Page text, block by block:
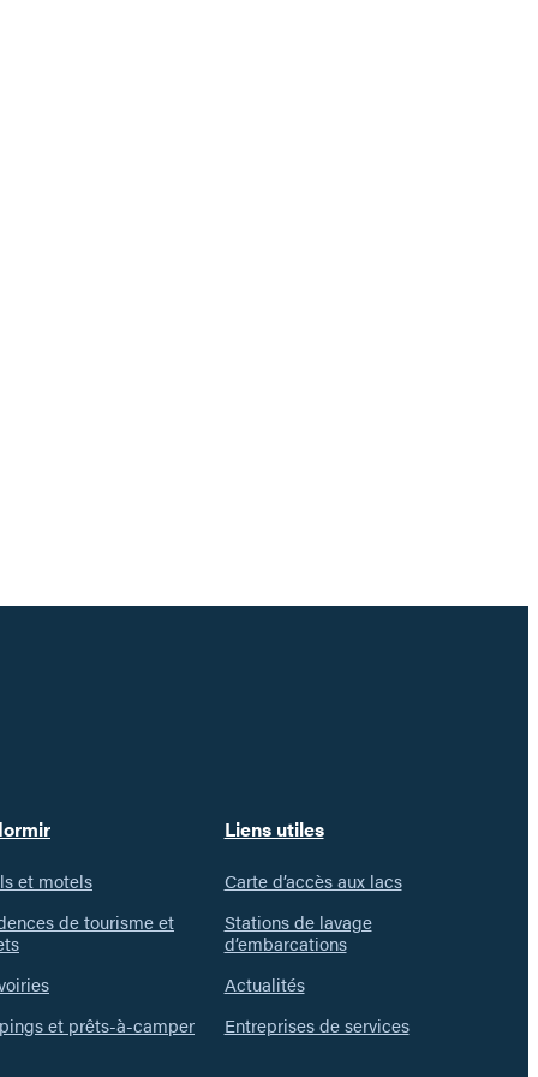
et motels
de tourisme et
et prêts-à-camper
Liens utiles
Carte d’accès aux lacs
Stations de lavage
d’embarcations
Actualités
Entreprises de services